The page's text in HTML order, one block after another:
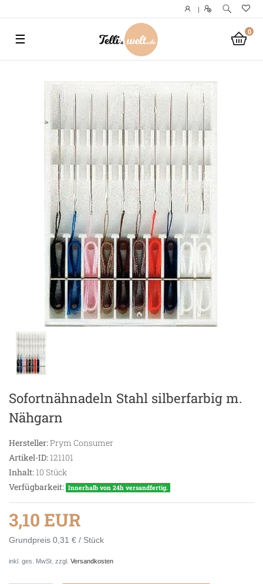
|
0
☰
Sofortnähnadeln Stahl silberfarbig m.
Nähgarn
Hersteller:Prym Consumer
Artikel-ID:121101
Inhalt:10 Stück
Verfügbarkeit: Innerhalb von 24h versandfertig.
3,10 EUR
Grundpreis 0,31 € / Stück
inkl. ges. MwSt. zzgl. Versandkosten